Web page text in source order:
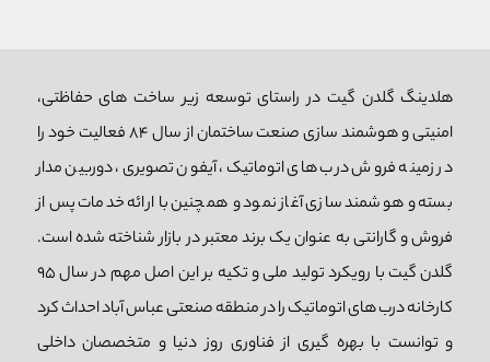
هلدینگ گلدن گیت در راستای توسعه زیر ساخت های حفاظتی،
امنیتی و هوشمند سازی صنعت ساختمان از سال 84 فعالیت خود را
در زمینه فروش درب های اتوماتیک، آیفون تصویری، دوربین مدار
بسته و هوشمند سازی آغاز نمود و همچنین با ارائه خدمات پس از
فروش و گارانتی به عنوان یک برند معتبر در بازار شناخته شده است.
گلدن گیت با رویکرد تولید ملی و تکیه بر این اصل مهم در سال 95
کارخانه درب های اتوماتیک را در منطقه صنعتی عباس آباد احداث کرد
و توانست با بهره گیری از فناوری روز دنیا و متخصصان داخلی